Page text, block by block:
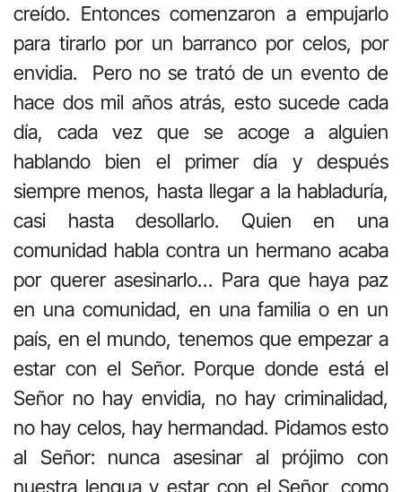
creído. Entonces comenzaron a empujarlo
para tirarlo por un barranco por celos, por
envidia. Pero no se trató de un evento de
hace dos mil años atrás, esto sucede cada
día, cada vez que se acoge a alguien
hablando bien el primer día y después
siempre menos, hasta llegar a la habladuría,
casi hasta desollarlo. Quien en una
comunidad habla contra un hermano acaba
por querer asesinarlo… Para que haya paz
en una comunidad, en una familia o en un
país, en el mundo, tenemos que empezar a
estar con el Señor. Porque donde está el
Señor no hay envidia, no hay criminalidad,
no hay celos, hay hermandad. Pidamos esto
al Señor: nunca asesinar al prójimo con
nuestra lengua y estar con el Señor, como